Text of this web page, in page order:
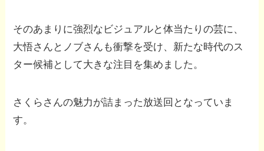
そのあまりに強烈なビジュアルと体当たりの芸に、
大悟さんとノブさんも衝撃を受け、新たな時代のス
ター候補として大きな注目を集めました。
さくらさんの魅力が詰まった放送回となっていま
す。